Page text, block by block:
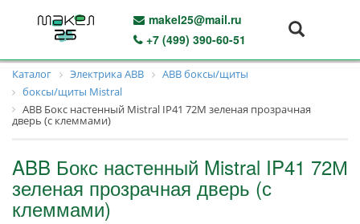
makel25@mail.ru
+7 (499) 390-60-51
Каталог Электрика ABB
ABB боксы/щиты
боксы/щиты Mistral
ABB Бокс настенный Mistral IP41 72М зеленая прозрачная
дверь (с клеммами)
ABB Бокс настенный Mistral IP41 72М
зеленая прозрачная дверь (с
клеммами)